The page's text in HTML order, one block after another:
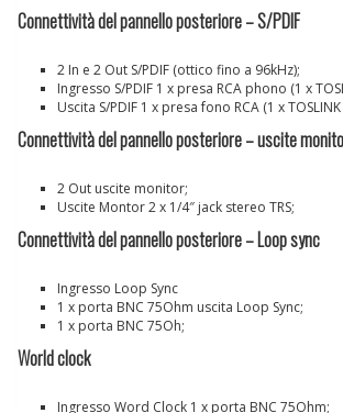
Connettività del pannello posteriore – S/PDIF
2 In e 2 Out S/PDIF (ottico fino a 96kHz);
Ingresso S/PDIF 1 x presa RCA phono (1 x
Uscita S/PDIF 1 x presa fono RCA (1 x
Connettività del pannello posteriore – uscite
2 Out uscite monitor;
Uscite Montor 2 x 1/4″ jack stereo TRS;
Connettività del pannello posteriore – Loop sync
Ingresso Loop Sync
1 x porta BNC 75Ohm uscita Loop Sync;
1 x porta BNC 75Oh;
World clock
Ingresso Word Clock 1 x porta BNC 75Ohm;